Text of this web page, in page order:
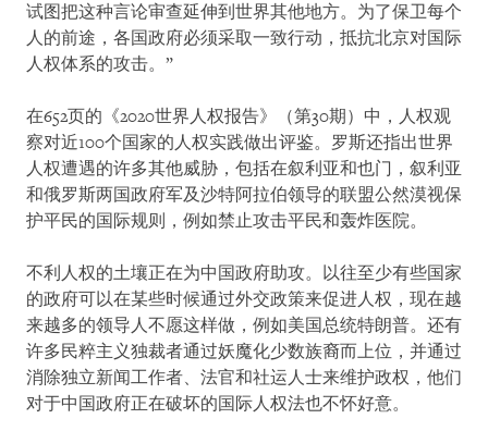
试图把这种言论审查延伸到世界其他地方。为了保卫每个
人的前途，各国政府必须采取一致行动，抵抗北京对国际
人权体系的攻击。”
在652页的《2020世界人权报告》（第30期）中，人权观
察对近100个国家的人权实践做出评鉴。罗斯还指出世界
人权遭遇的许多其他威胁，包括在叙利亚和也门，叙利亚
和俄罗斯两国政府军及沙特阿拉伯领导的联盟公然漠视保
护平民的国际规则，例如禁止攻击平民和轰炸医院。
不利人权的土壤正在为中国政府助攻。以往至少有些国家
的政府可以在某些时候通过外交政策来促进人权，现在越
来越多的领导人不愿这样做，例如美国总统特朗普。还有
许多民粹主义独裁者通过妖魔化少数族裔而上位，并通过
消除独立新闻工作者、法官和社运人士来维护政权，他们
对于中国政府正在破坏的国际人权法也不怀好意。